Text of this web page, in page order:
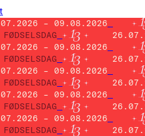
– 09.08.2026
FØDSELSDAG
– 09.08.2026
FØDSELSDAG
– 09.08.2026
FØDSELSDAG
– 09.08.2026
FØDSELSDAG
– 09.08.2026
FØDSELSDAG